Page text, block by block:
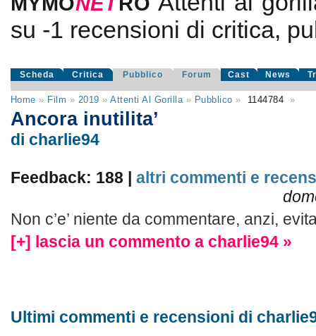
su -1 recensioni di critica,
Scheda Critica Pubblico Forum Cast News
Home » Film » 2019 »Attenti Al Gorilla» Pubblico » 1144784 »
Ancora inutilita’
di charlie94
Feedback: 188 | altri commenti e
Non c’e’ niente da commentare, anzi,
[+] lascia un commento a charlie94 »
Ultimi commenti e recensioni di